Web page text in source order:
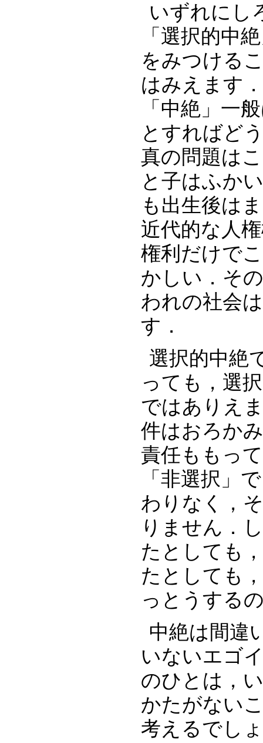
いずれにし
「選択的中
をみつける
はみえます
「中絶」一
とすればど
真の問題は
と子はふか
も出生後は
近代的な人
権利だけで
かしい．そ
われの社会
す．
選択的中絶
っても，選
ではありえ
件はおろか
責任ももっ
「非選択」
わりなく，
りません．
たとしても
たとしても
っとうする
中絶は間違
いないエゴ
のひとは，
かたがない
考えるでし